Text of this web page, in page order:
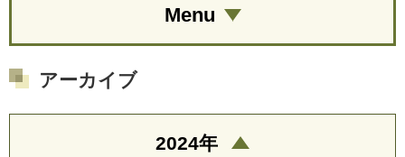
Menu
アーカイブ
2024年